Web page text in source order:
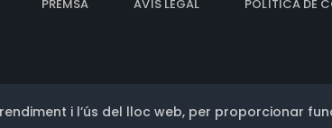
PREMSA AVÍS LEGAL POLÍTICA DE
i l’ús del lloc web, per proporcionar